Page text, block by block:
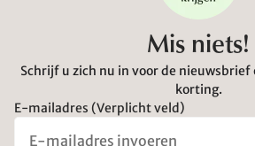
Mis niets!
Schrijf u zich nu in voor de
korting.
E-mailadres (Verplicht veld)